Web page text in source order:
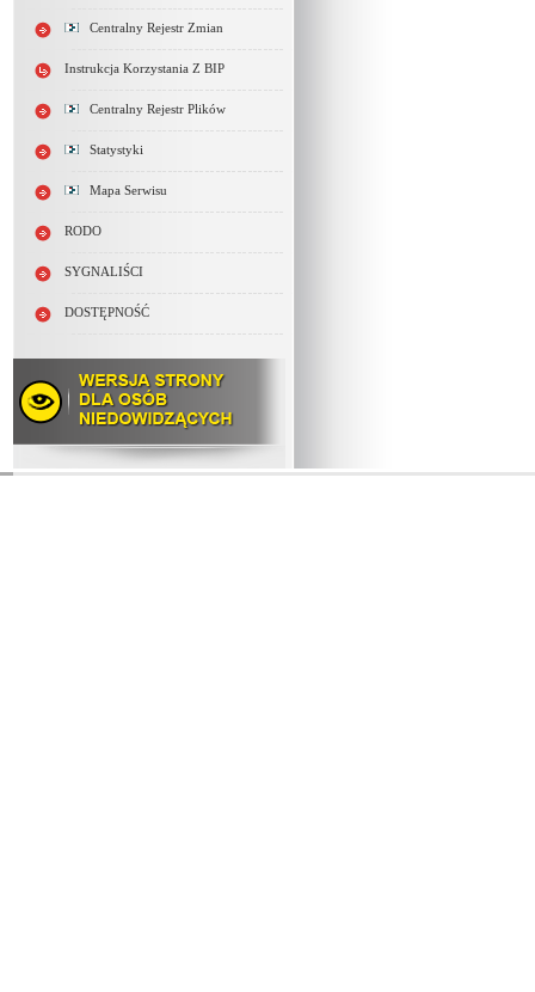
Centralny Rejestr Zmian
Instrukcja Korzystania Z BIP
Centralny Rejestr Plików
Statystyki
Mapa Serwisu
RODO
SYGNALIŚCI
DOSTĘPNOŚĆ